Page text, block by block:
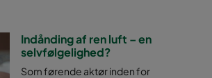
Indånding af ren luft – en
selvfølgelighed?
Som førende aktør inden for